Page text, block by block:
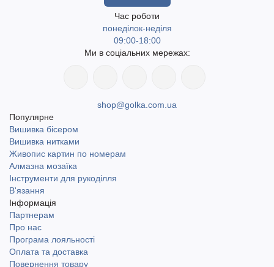
Час роботи
понеділок-неділя
09:00-18:00
Ми в соціальних мережах:
shop@golka.com.ua
Популярне
Вишивка бісером
Вишивка нитками
Живопис картин по номерам
Алмазна мозаїка
Інструменти для рукоділля
В'язання
Інформація
Партнерам
Про нас
Програма лояльності
Оплата та доставка
Повернення товару